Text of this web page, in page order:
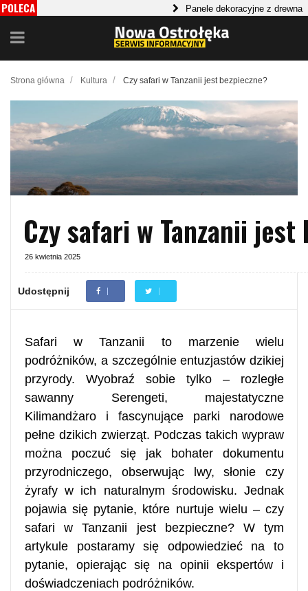
POLECA
Panele dekoracyjne z drewna
Aloes - zdrowie i uroda w jednej roślinie
Strona główna / Kultura / Czy safari w Tanzanii jest bezpieczne?
Czy safari w Tanzanii jest
26 kwietnia 2025
Udostępnij
Safari w Tanzanii to marzenie wielu
podróżników, a szczególnie entuzjastów dzikiej
przyrody. Wyobraź sobie tylko – rozległe
sawanny Serengeti, majestatyczne
Kilimandżaro i fascynujące parki narodowe
pełne dzikich zwierząt. Podczas takich wypraw
można poczuć się jak bohater dokumentu
przyrodniczego, obserwując lwy, słonie czy
żyrafy w ich naturalnym środowisku. Jednak
pojawia się pytanie, które nurtuje wielu – czy
safari w Tanzanii jest bezpieczne? W tym
artykule postaramy się odpowiedzieć na to
pytanie, opierając się na opinii ekspertów i
doświadczeniach podróżników.